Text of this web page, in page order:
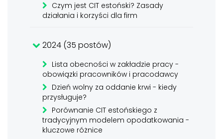
Czym jest CIT estoński? Zasady
działania i korzyści dla firm
2024 (35 postów)
Lista obecności w zakładzie pracy -
obowiązki pracowników i pracodawcy
Dzień wolny za oddanie krwi - kiedy
przysługuje?
Porównanie CIT estońskiego z
tradycyjnym modelem opodatkowania -
kluczowe różnice